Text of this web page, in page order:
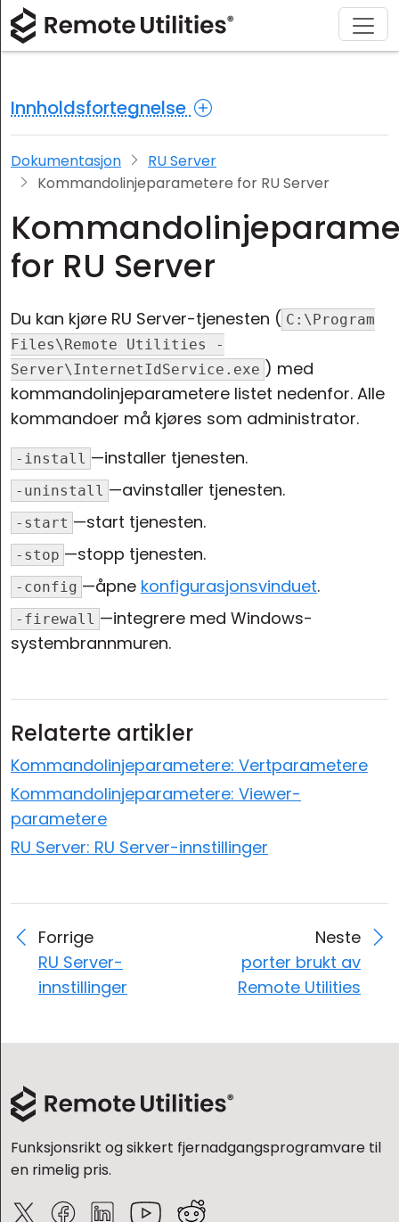
Innholdsfortegnelse
Dokumentasjon
RU Server
Kommandolinjeparametere for RU Server
for RU Server
Du kan kjøre RU Server-tjenesten ( C:\Program
Files\Remote Utilities -
Server\InternetIdService.exe ) med
kommandolinjeparametere listet nedenfor. Alle
kommandoer må kjøres som administrator.
-install —installer tjenesten.
-uninstall —avinstaller tjenesten.
-start —start tjenesten.
-stop —stopp tjenesten.
-config —åpne konfigurasjonsvinduet.
-firewall —integrere med Windows-
systembrannmuren.
Relaterte artikler
Kommandolinjeparametere: Vertparametere
Kommandolinjeparametere: Viewer-
parametere
RU Server: RU Server-innstillinger
Forrige
RU Server-
innstillinger
Neste
porter brukt av
Remote Utilities
Funksjonsrikt og sikkert fjernadgangsprogramvare til
en rimelig pris.
Produkt
Sikkerhet
Skjermbilder
Tilkoblingsmoduser
Active Directory-støtte
MSI-konfigurasjon
Sky- og lokal installasjon
Løsninger
Produksjon og detaljhandel
Helsevesen
Informasjonsteknologi
Last ned
macOS
Linux
Kjøp
Lisensassistent
Oppgrader lisensen din
Støtte
Dokumentasjon
Kunnskapsbase
Om
Presse-rom
Skriv en anmeldelse